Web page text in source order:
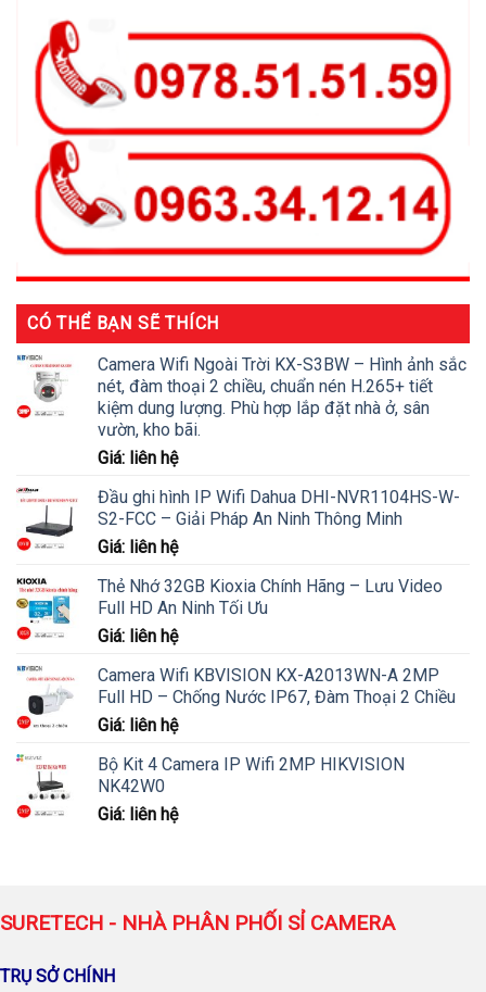
CÓ THỂ BẠN SẼ THÍCH
Camera Wifi Ngoài Trời KX-S3BW – Hình ảnh sắc
nét, đàm thoại 2 chiều, chuẩn nén H.265+ tiết
kiệm dung lượng. Phù hợp lắp đặt nhà ở, sân
vườn, kho bãi.
Giá: liên hệ
Đầu ghi hình IP Wifi Dahua DHI-NVR1104HS-W-
S2-FCC – Giải Pháp An Ninh Thông Minh
Giá: liên hệ
Thẻ Nhớ 32GB Kioxia Chính Hãng – Lưu Video
Full HD An Ninh Tối Ưu
Giá: liên hệ
Camera Wifi KBVISION KX-A2013WN-A 2MP
Full HD – Chống Nước IP67, Đàm Thoại 2 Chiều
Giá: liên hệ
Bộ Kit 4 Camera IP Wifi 2MP HIKVISION
NK42W0
Giá: liên hệ
SURETECH - NHÀ PHÂN PHỐI SỈ CAMERA
TRỤ SỞ CHÍNH